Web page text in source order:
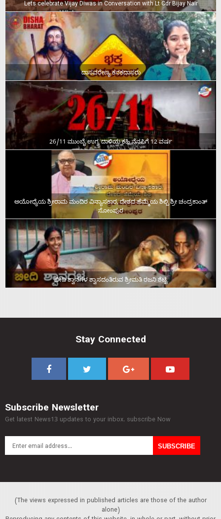
Lets celebrate Vijay Diwas in Conversation with Lt Cdr Bijay Nair
ದಾಸವರೇಣ್ಯ ಕನಕದಾಸರು
26/11 ಮುಂಬೈ ಉಗ್ರ ದಾಳಿಯ ಕಹಿ ನೆನಪಿಗೆ 12 ವರ್ಷ
ಅಯೋಧ್ಯೆಯ ಶ್ರೀರಾಮ ಮಂದಿರ ವಿನ್ಯಾಸಕಾರ, ದೇಶದ ಹೆಮ್ಮೆಯ ಶಿಲ್ಪಿ ಶ್ರೀ ಚಂದ್ರಕಾಂತ್‌
ಸೋಂಪುರ
ಬೀದಿ ಶ್ವಾನಗಳ ಶ್ವಾಸದಂತಿರುವ ಶ್ರೀಮತಿ ರಜನಿ ಶೆಟ್ಟಿ
Stay Connected
Subscribe Newsletter
Get latest News13 updates to your inbox. subscribe Now
(The views expressed in published articles are those of the author
alone)